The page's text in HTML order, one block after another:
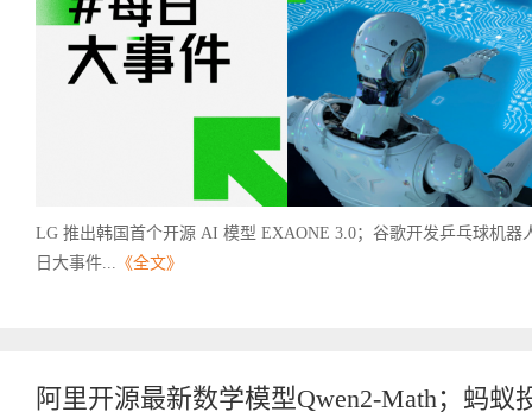
LG 推出韩国首个开源 AI 模型 EXAONE 3.0；谷歌开发乒乓球机
日大事件... 《全文》
阿里开源最新数学模型Qwen2-Math；蚂